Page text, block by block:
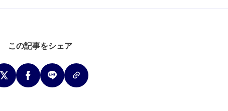
この記事をシェア